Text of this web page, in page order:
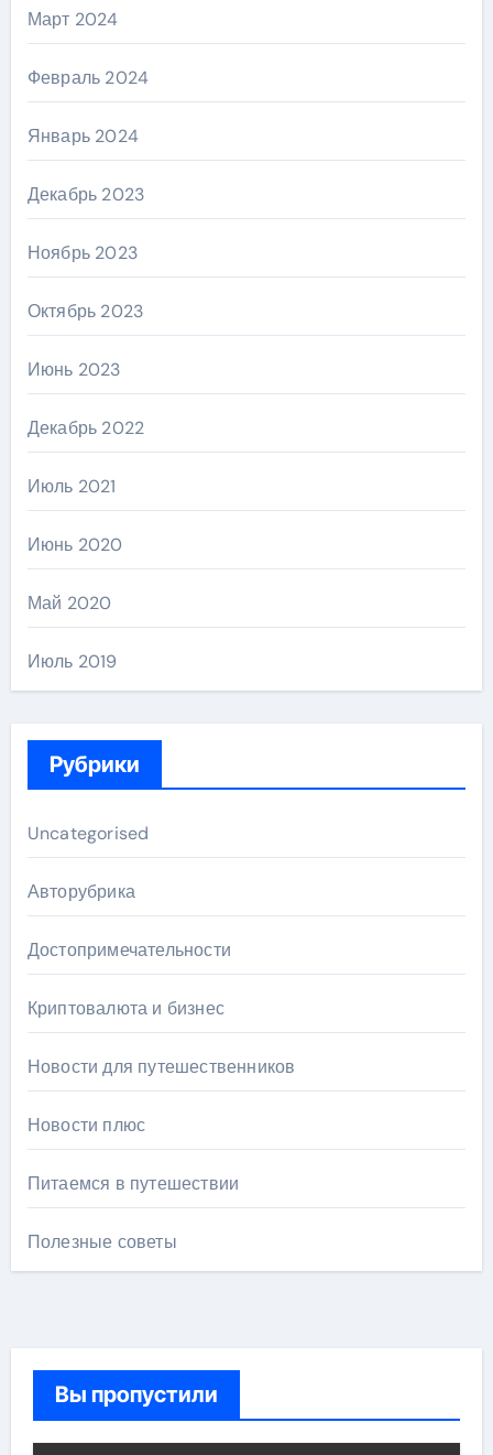
Март 2024
Февраль 2024
Январь 2024
Декабрь 2023
Ноябрь 2023
Октябрь 2023
Июнь 2023
Декабрь 2022
Июль 2021
Июнь 2020
Май 2020
Июль 2019
Рубрики
Uncategorised
Авторубрика
Достопримечательности
Криптовалюта и бизнес
Новости для путешественников
Новости плюс
Питаемся в путешествии
Полезные советы
Вы пропустили